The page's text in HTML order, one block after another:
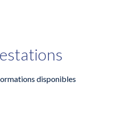
disponibles